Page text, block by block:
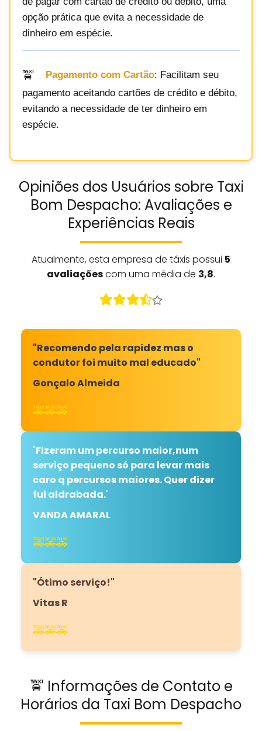
opção prática que evita a necessidade de
dinheiro em espécie.
Pagamento com Cartão: Facilitam seu
pagamento aceitando cartões de crédito e débito,
evitando a necessidade de ter dinheiro em
espécie.
Opiniões dos Usuários sobre Taxi
Bom Despacho: Avaliações e
Experiências Reais
Atualmente, esta empresa de táxis possui 5
avaliaçõescom uma média de 3,8.
"Recomendo pela rapidez mas o
condutor foi muito mal educado"
Gonçalo Almeida
🚕🚕🚕
"Fizeram um percurso maior,num
serviço pequeno só para levar mais
caro q percursos maiores. Quer dizer
fui aldrabada."
VANDA AMARAL
🚕🚕🚕
"Ótimo serviço!"
Vitas R
🚕🚕🚕
🚖 Informações de Contato e
Horários da Taxi Bom Despacho